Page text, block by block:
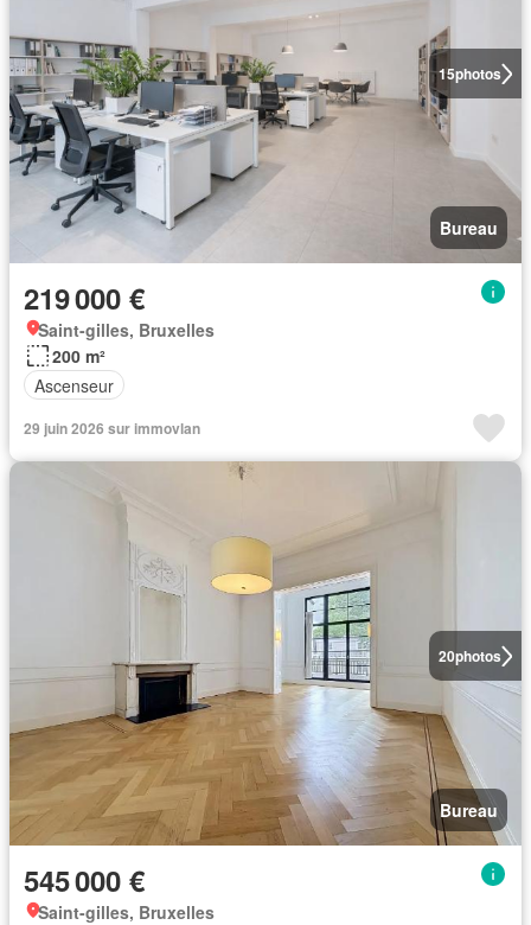
15photos
Bureau
219 000 €
Saint-gilles, Bruxelles
200 m²
Ascenseur
29 juin 2026 sur immovlan
20photos
Bureau
545 000 €
Saint-gilles, Bruxelles